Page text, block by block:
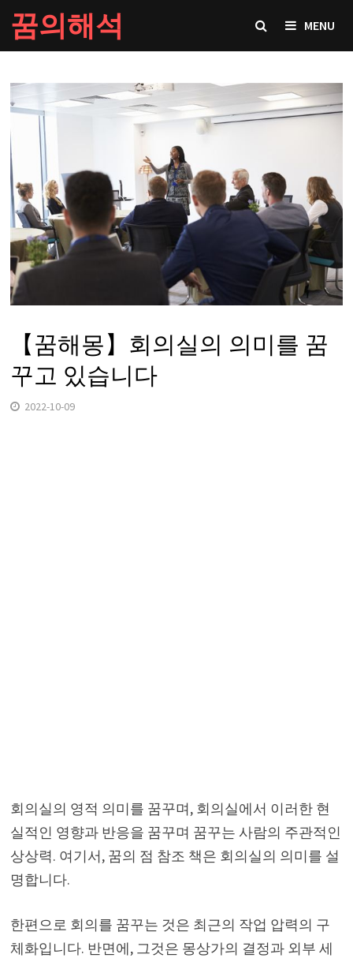
Skip
to
content
꿈의해석 MENU
【꿈해몽】회의실의 의미를 꿈
꾸고 있습니다
2022-10-09
회의실의 영적 의미를 꿈꾸며, 회의실에서 이러한 현
실적인 영향과 반응을 꿈꾸며 꿈꾸는 사람의 주관적인
상상력. 여기서, 꿈의 점 참조 책은 회의실의 의미를 설
명합니다.
한편으로 회의를 꿈꾸는 것은 최근의 작업 압력의 구
체화입니다. 반면에, 그것은 몽상가의 결정과 외부 세